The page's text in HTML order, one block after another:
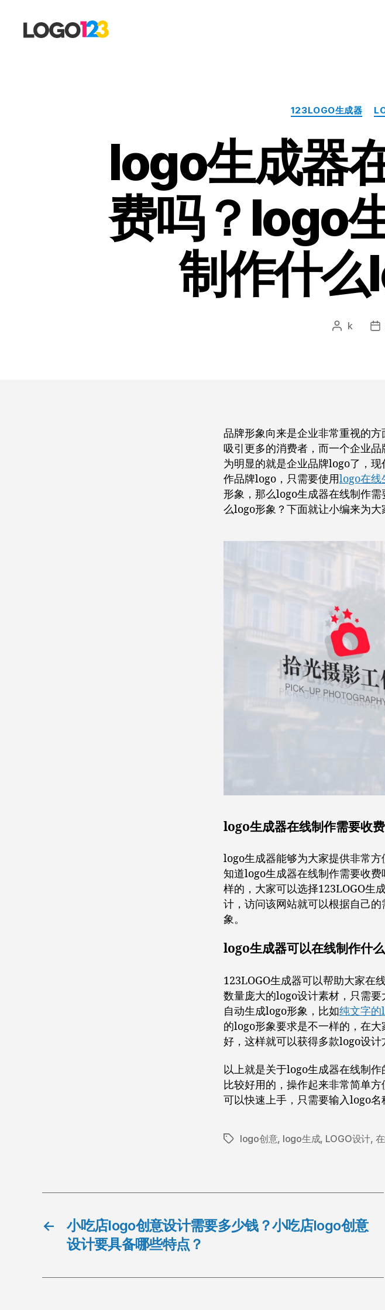
123LOGO生成器
logo生成器
费吗？logo
制作什么
文 k
发
品牌形象向来是企业非常重视的
吸引更多的消费者，而一个企业
为明显的就是企业品牌logo了，
作品牌logo，只需要使用logo在线
形象，那么logo生成器在线制作
么logo形象？下面就让小编来为大
logo生成器在线制作需要收
logo生成器能够为大家提供非常
知道logo生成器在线制作需要收
样的，大家可以选择123LOGO生
计，访问该网站就可以根据自己
象。
logo生成器可以在线制作什
123LOGO生成器可以帮助大家在
数量庞大的logo设计素材，只需
自动生成logo形象，比如纯文字的
的logo形象要求是不一样的，在
好，这样就可以获得多款logo设计
以上就是关于logo生成器在线制
比较好用的，操作起来非常简单
可以快速上手，只需要输入logo名
标
logo创意, logo生成, LOGO设计,
←
小吃店logo创意设计需要多少钱？小吃店logo创意
设计要具备哪些特点？